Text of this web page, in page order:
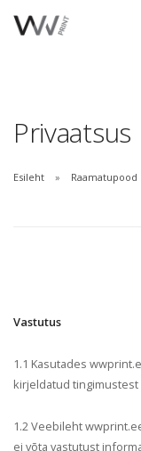
Privaatsus
Esileht Raamatupood
Vastutus
1.1 Kasutades
kirjeldatud
1.2 Veebileht
ei võta vastutust